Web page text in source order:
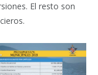
El resto son